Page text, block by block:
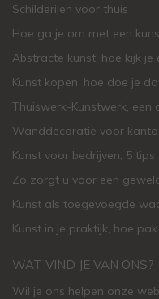
Schilderijen voor thuis
Hoe ga je om met een
Abstracte kunst, hoe kijk je
Kunst kopen, hoe doe je
Thuiswerk-Kunstwerk,
Wanddecoratie voor
Kunst voor bedrijven, 5 tips
Zo zorgt u voor een
Kunst als toegevoegde
Kunst in je praktijk, hoe
WAT VIND JE VAN ONS?
Wil je ons helpen onze